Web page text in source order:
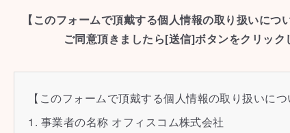
【このフォームで頂戴する個人情報の取り扱いにつ
ご同意頂きましたら[送信]ボタンをクリック
【このフォームで頂戴する個人情報の取り扱いにつ
1. 事業者の名称 オフィスコム株式会社